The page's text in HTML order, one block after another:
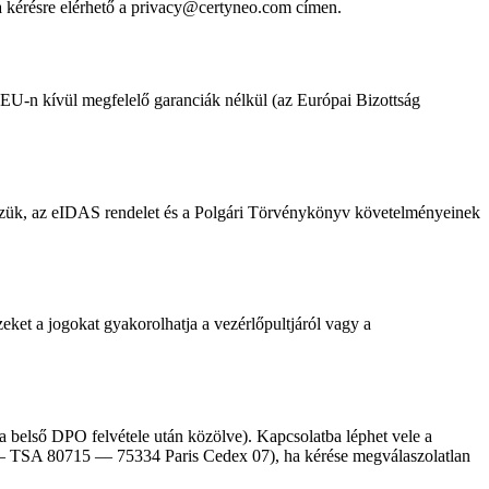
elérhető a privacy@certyneo.com címen.
n kívül megfelelő garanciák nélkül (az Európai Bizottság
az eIDAS rendelet és a Polgári Törvénykönyv követelményeinek
a jogokat gyakorolhatja a vezérlőpultjáról vagy a
DPO felvétele után közölve). Kapcsolatba léphet vele a
80715 — 75334 Paris Cedex 07), ha kérése megválaszolatlan